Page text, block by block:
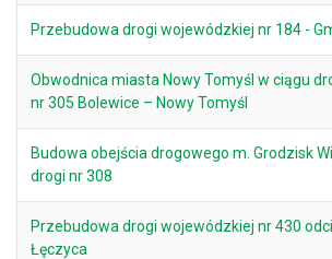
Przebudowa drogi wojewódzkiej nr 184 -
Obwodnica miasta Nowy Tomyśl w ciągu
nr 305 Bolewice – Nowy Tomyśl
Budowa obejścia drogowego m. Grodzisk
drogi nr 308
Przebudowa drogi wojewódzkiej nr 430
Łęczyca